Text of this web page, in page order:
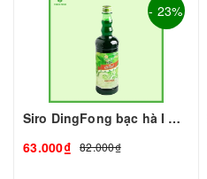
- 23%
Siro DingFong bạc hà I Nguyên Liệu Pha Chế - Tobee Food
63.000₫ 82.000₫